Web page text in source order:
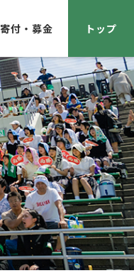
寄付・募金 トップ